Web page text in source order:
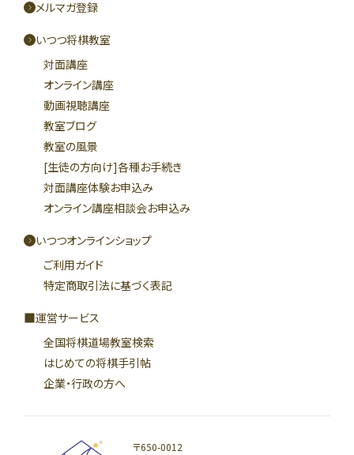
〒650-0012
メルマガ登録
いつつ将棋教室
対面講座
オンライン講座
動画視聴講座
教室ブログ
教室の風景
[生徒の方向け]各種お手続き
対面講座体験お申込み
オンライン講座相談会お申込み
いつつオンラインショップ
ご利用ガイド
特定商取引法に基づく表記
運営サービス
全国将棋道場教室検索
はじめての将棋手引帖
企業・行政の方へ